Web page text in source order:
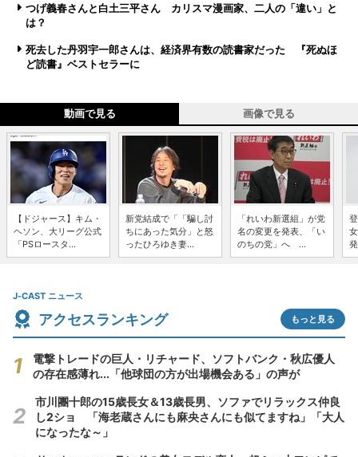
つげ義春さんと白土三平さん カリスマ漫画家、二人の「違い」と
は？
死去した丹羽宇一郎さんは、経済界有数の読書家だった 『死ぬほ
ど読書』ベストセラーに
動画で見る 画像で見る
【ドジャース】キム・
ヘソン、大リーグ公式
「PSロースタ...
新党結成で「「騙し討
ちにあった気分」と怒
ったひろゆき妻...
「れいわ新選組」が党
名の変更を発表、「い
のちの党」へ ...
J-CAST ニュース
アクセスランキング もっと見る
電撃トレードの巨人・リチャード、ソフトバンク・秋広優人
の存在感薄れ...「他球団の方が出場機会ある」の声が
市川團十郎の15歳長女＆13歳長男、ソファでリラックス仲良
し2ショ 「海老蔵さんにも麻央さんにも似てますね」「大人
になったな～」